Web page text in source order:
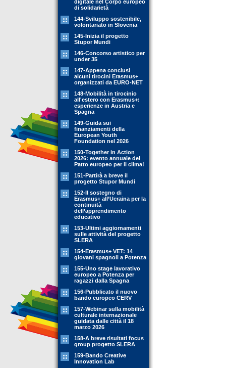
digitale nel Corpo europeo
di solidarietà
144-Sviluppo sostenibile,
volontariato in Slovenia
145-Inizia il progetto
Stupor Mundi
146-Concorso artistico per
under 35
147-Appena conclusi
alcuni tirocini Erasmus+
organizzati da EURO-NET
148-Mobilità in tirocinio
all'estero con Erasmus+:
esperienze in Austria e
Spagna
149-Guida sui
finanziamenti della
European Youth
Foundation nel 2026
150-Together in Action
2026: evento annuale del
Patto europeo per il clima!
151-Partirà a breve il
progetto Stupor Mundi
152-Il sostegno di
Erasmus+ all’Ucraina per la
continuità
dell’apprendimento
educativo
153-Ultimi aggiornamenti
sulle attività del progetto
SLERA
154-Erasmus+ VET: 14
giovani spagnoli a Potenza
155-Uno stage lavorativo
europeo a Potenza per
ragazzi dalla Spagna
156-Pubblicato il nuovo
bando europeo CERV
157-Webinar sulla mobilità
culturale internazionale
guidata dalle città il 18
marzo 2026
158-A breve risultati focus
group progetto SLERA
159-Bando Creative
Innovation Lab